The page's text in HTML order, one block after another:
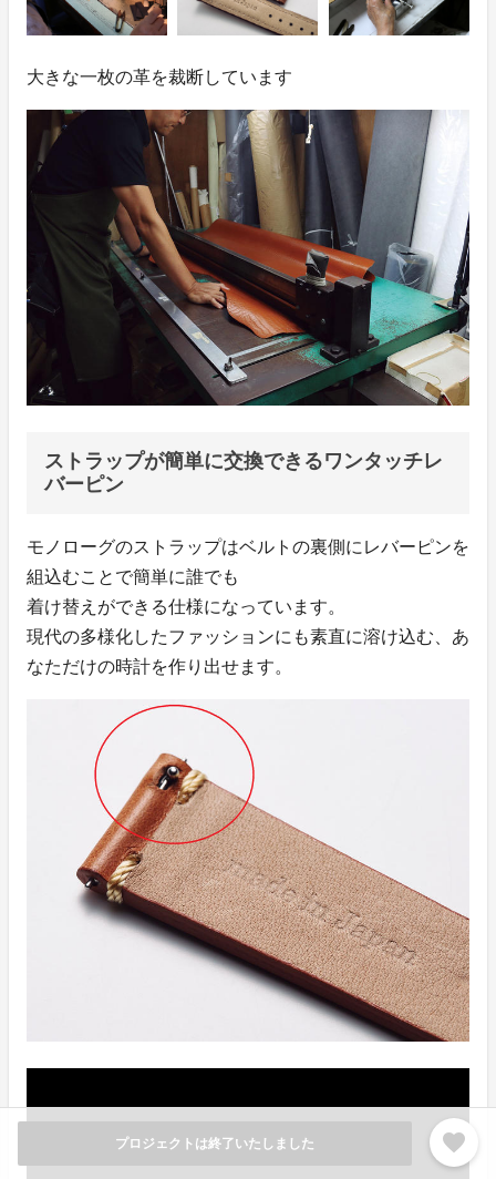
プロジェクトは終了いたしました favorite
大きな一枚の革を裁断しています
ストラップが簡単に交換できるワンタッチレ
バーピン
モノローグのストラップはベルトの裏側にレバーピンを
組込むことで簡単に誰でも
着け替えができる仕様になっています。
現代の多様化したファッションにも素直に溶け込む、あ
なただけの時計を作り出せます。